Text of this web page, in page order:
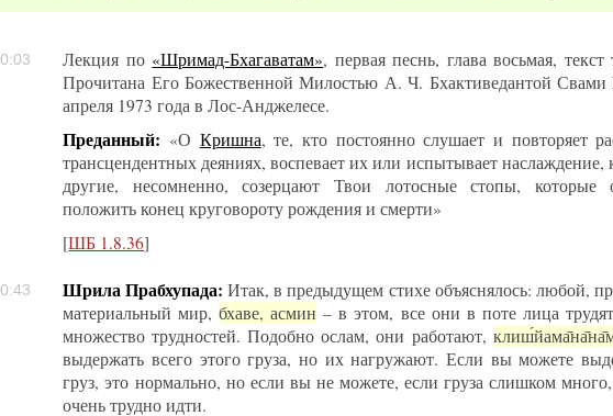
Лекция по «Шримад-Бхагаватам», первая песнь, глава восьмая, текст
Прочитана Его Божественной Милостью А. Ч. Бхактиведантой Свами
апреля 1973 года в Лос-Анджелесе.
Преданный: «О Кришна, те, кто постоянно слушает и повторяет
трансцендентных деяниях, воспевает их или испытывает наслаждение,
другие, несомненно, созерцают Твои лотосные стопы, которые
положить конец круговороту рождения и смерти»
[ШБ 1.8.36]
Шрила Прабхупада: Итак, в предыдущем стихе объяснялось: любой,
материальный мир,бхаве, асмин – в этом, все они в поте лица
множество трудностей. Подобно ослам, они работают,
выдержать всего этого груза, но их нагружают. Если вы можете
груз, это нормально, но если вы не можете, если груза слишком
очень трудно идти.